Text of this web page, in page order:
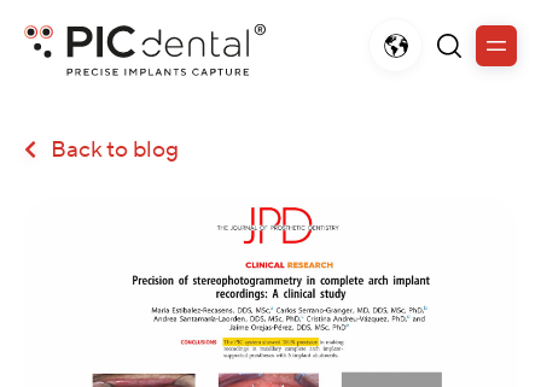
Back to blog